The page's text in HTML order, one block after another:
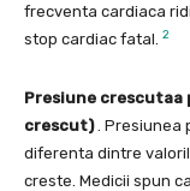
frecventa cardiaca
stop cardiac fatal.
2
Presiune crescutaa
crescut). Presiunea
diferenta dintre
creste. Medicii spun